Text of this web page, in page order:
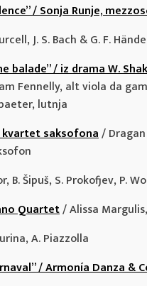
/ Sonja Runje,
J. S. Bach & G. F.
balade” / iz drama W.
Fennelly, alt viola da
lutnja
kvartet saksofona/
B. Šipuš, S. Prokofjev, P.
Quartet/Alissa
A. Piazzolla
/ Armonía Danza &